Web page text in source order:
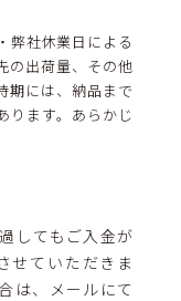
弊社休業日による
の出荷量、その他
期には、納品まで
ります。あらかじ
してもご入金が
せていただきま
は、メールにて